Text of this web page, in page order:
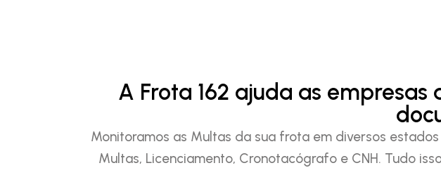
A Frota 162 ajuda as
Monitoramos as Multas da sua frota em diversos
Multas, Licenciamento, Cronotacógrafo e CNH. Tudo